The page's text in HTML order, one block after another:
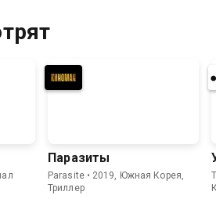
Паразиты
Parasite • 2019, Южная Корея,
Триллер